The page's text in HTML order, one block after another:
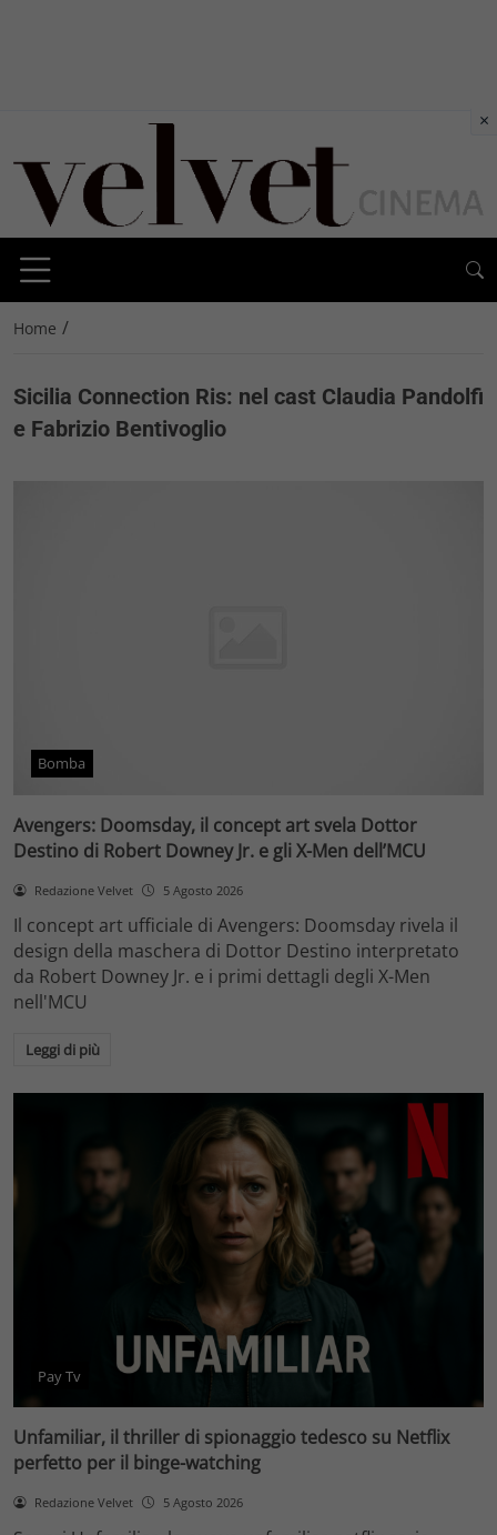
Home /
Sicilia Connection Ris: nel cast Claudia Pandolfi
e Fabrizio Bentivoglio
Bomba
Avengers: Doomsday, il concept art svela Dottor
Destino di Robert Downey Jr. e gli X-Men dell’MCU
Redazione Velvet 5 Agosto 2026
Il concept art ufficiale di Avengers: Doomsday rivela il
design della maschera di Dottor Destino interpretato
da Robert Downey Jr. e i primi dettagli degli X-Men
nell'MCU
Leggi di più
Pay Tv
Unfamiliar, il thriller di spionaggio tedesco su Netflix
perfetto per il binge-watching
Redazione Velvet 5 Agosto 2026
×